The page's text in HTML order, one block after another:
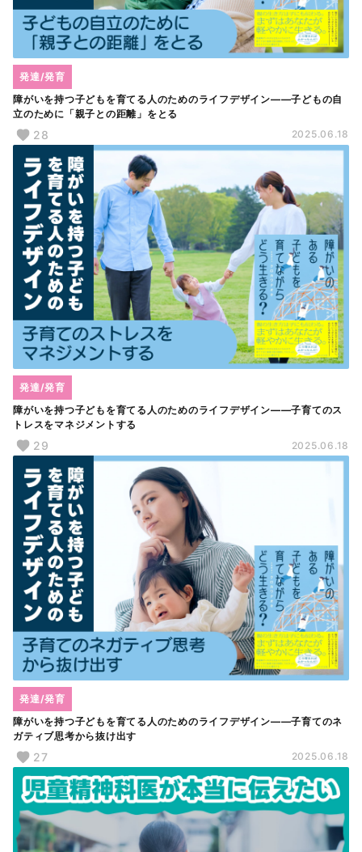
障がいを持つ子どもを育てる人のためのライフデザイン――子どもの自
立のために「親子との距離」をとる
発達/発育
28 2025.06.18
障がいを持つ子どもを育てる人のためのライフデザイン――子育てのス
トレスをマネジメントする
発達/発育
29 2025.06.18
障がいを持つ子どもを育てる人のためのライフデザイン――子育てのネ
ガティブ思考から抜け出す
発達/発育
27 2025.06.18